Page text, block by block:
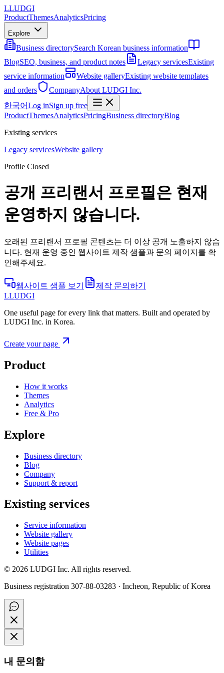
LLUDGI
ProductThemesAnalyticsPricing
Explore
Business directorySearch Korean business information
BlogSEO, business, and product notes Legacy servicesExisting
service information
Website galleryExisting website templates
and orders
CompanyAbout LUDGI Inc.
한국어Log inSign up free
ProductThemesAnalyticsPricingBusiness directoryBlog
Existing services
Legacy servicesWebsite gallery
Profile Closed
공개 프리랜서 프로필은 현재
운영하지 않습니다.
오래된 프리랜서 프로필 콘텐츠는 더 이상 공개 노출하지 않습
니다. 현재 운영 중인 웹사이트 제작 샘플과 문의 페이지를 확
인해주세요.
웹사이트 샘플 보기
제작 문의하기
LLUDGI
One useful page for every link that matters. Built and operated by
LUDGI Inc. in Korea.
Create your page
Product
How it works
Themes
Analytics
Free & Pro
Explore
Business directory
Blog
Company
Support & report
Existing services
Service information
Website gallery
Website pages
Utilities
© 2026 LUDGI Inc. All rights reserved.
Business registration 307-88-03283 · Incheon, Republic of Korea
내 문의함